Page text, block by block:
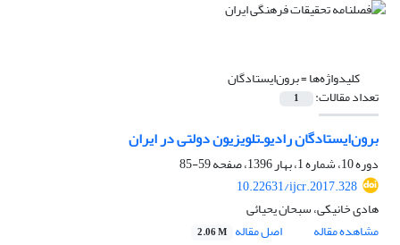
کلیدواژه‌ها =برون‌ایستادگان
تعداد مقالات: 1
برون‌ایستادگان رادیو‌ـ‌تلویزیون دولتی در ایران
دوره 10، شماره 1، بهار 1396، صفحه
59-85
10.22631/ijcr.2017.328
هادی خانیکی، سبحان یحیائی
مشاهده مقاله
اصل مقاله 2.06 M